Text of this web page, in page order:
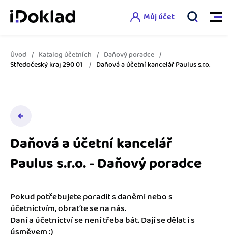
Vlastnosti
Správa kontaktů
Hlídání cashflow
Spolupráce s účetní
Propojení na další systémy
Nápověda
Jak začít podnikat
Jak se vyznat ve fakturaci
Šablony faktur
Šablona pro plátce DPH
Šablona pro neplátce DPH
Registrovat ZDARMA
Můj účet
Úvod Katalog účetních
Daňový poradce
Středočeský kraj 290 01
Daňová a účetní kancelář Paulus s.r.o.
Daňová a účetní kancelář
Paulus s.r.o. - Daňový poradce
Pokud potřebujete poradit s daněmi nebo s
účetnictvím, obraťte se na nás.
Daní a účetnictví se není třeba bát. Dají se dělat i s
úsměvem :)